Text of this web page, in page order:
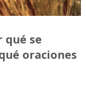
qué se
oraciones